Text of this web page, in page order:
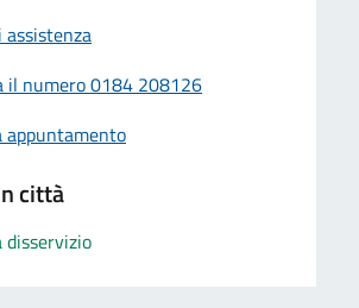
assistenza
il numero 0184 208126
appuntamento
città
disservizio